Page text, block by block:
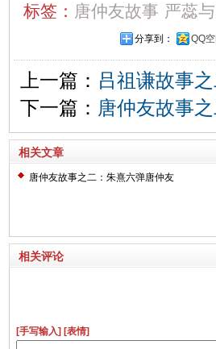
标签： 唐仲友故事 严蕊
分享到： QQ空
上一篇： 吕祖谦故事
下一篇： 唐仲友故事
相关文章
唐仲友故事之二：朱熹六弹唐仲友
相关评论
[手写输入] [表情]